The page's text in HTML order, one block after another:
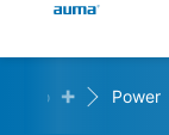
Productos
Global
+ Power